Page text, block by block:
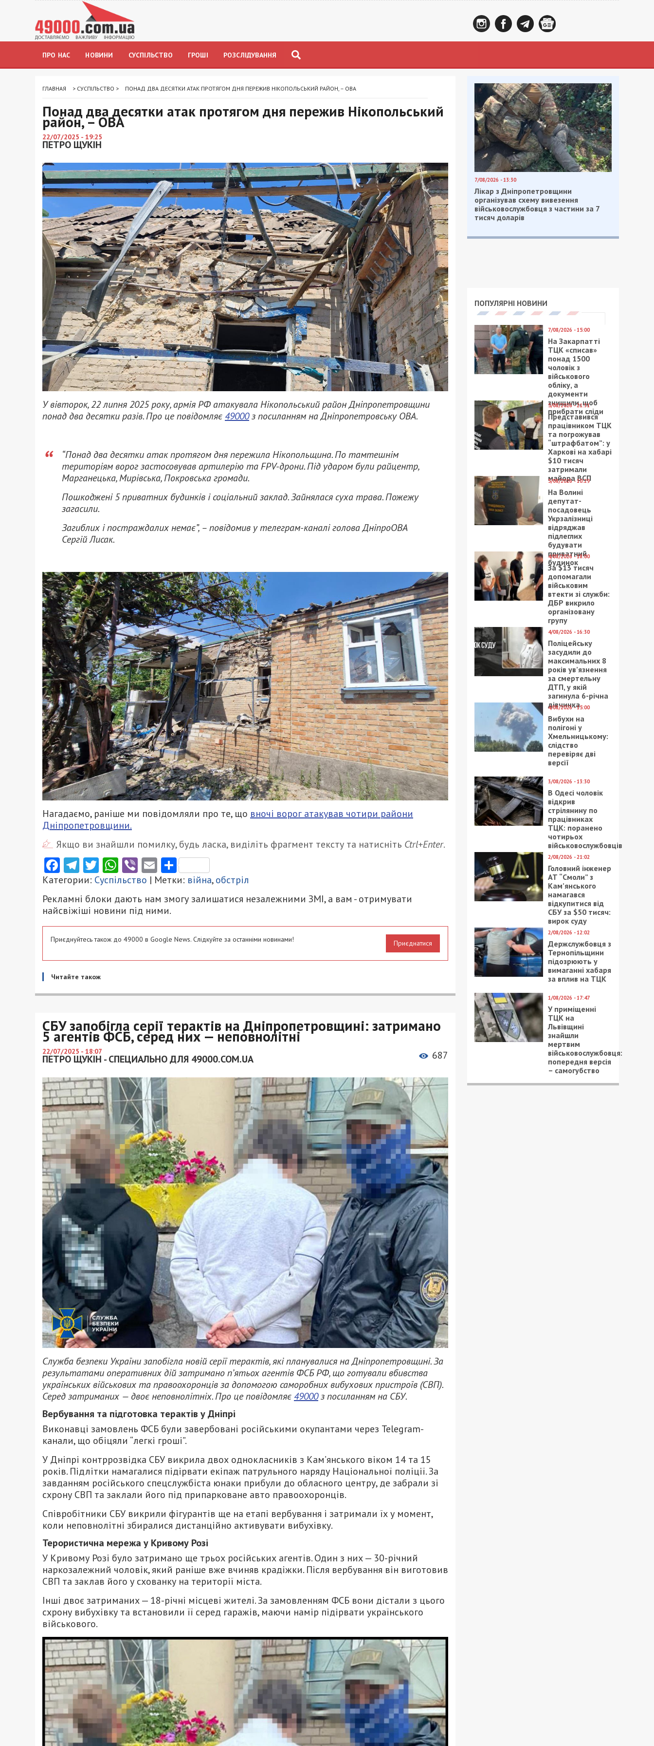
ПРО НАС НОВИНИ СУСПІЛЬСТВО ГРОШІ РОЗСЛІДУВАННЯ
ГЛАВНАЯ > СУСПІЛЬСТВО > ПОНАД ДВА ДЕСЯТКИ АТАК ПРОТЯГОМ ДНЯ ПЕРЕЖИВ НІКОПОЛЬСЬКИЙ РАЙОН, – ОВА
Понад два десятки атак протягом дня пережив Нікопольський
район, – ОВА
22/07/2025 - 19:25
ПЕТРО ЩУКІН
У вівторок, 22 липня 2025 року, армія РФ атакувала Нікопольський район Дніпропетровщини
понад два десятки разів. Про це повідомляє49000з посиланням на Дніпропетровську ОВА.
“Понад два десятки атак протягом дня пережила Нікопольщина. По тамтешнім
територіям ворог застосовував артилерію та FPV-дрони. Під ударом були райцентр,
Марганецька, Мирівська, Покровська громади.
Пошкоджені 5 приватних будинків і соціальний заклад. Зайнялася суха трава. Пожежу
загасили.
Загиблих і постраждалих немає”, – повідомив у телеграм-каналі голова ДніпроОВА
Сергій Лисак.
Нагадаємо, раніше ми повідомляли про те, що вночі ворог атакував чотири райони
Дніпропетровщини.
Якщо ви знайшли помилку, будь ласка, виділіть фрагмент тексту та натисніть Ctrl+Enter.
Facebook
Telegram
Twitter
WhatsApp
ViberEmailПоділитися
Категории: Суспільство | Метки: війна,обстріл
Рекламні блоки дають нам змогу залишатися незалежними ЗМІ, а вам - отримувати
найсвіжіші новини під ними.
Приєднуйтесь також до 49000 в Google News. Слідкуйте за останніми новинами! Приєднатися
Читайте також
СБУ запобігла серії терактів на Дніпропетровщині: затримано
5 агентів ФСБ, серед них — неповнолітні
22/07/2025 - 18:07
ПЕТРО ЩУКІН - СПЕЦИАЛЬНО ДЛЯ 49000.COM.UA 687
Служба безпеки України запобігла новій серії терактів, які планувалися на Дніпропетровщині. За
результатами оперативних дій затримано п’ятьох агентів ФСБ РФ, що готували вбивства
українських військових та правоохоронців за допомогою саморобних вибухових пристроїв (СВП).
Серед затриманих — двоє неповнолітніх. Про це повідомляє49000з посиланням на СБУ.
Вербування та підготовка терактів у Дніпрі
Виконавці замовлень ФСБ були завербовані російськими окупантами через Telegram-
канали, що обіцяли “легкі гроші”.
У Дніпрі контррозвідка СБУ викрила двох однокласників з Кам’янського віком 14 та 15
років. Підлітки намагалися підірвати екіпаж патрульного наряду Національної поліції. За
завданням російського спецслужбіста юнаки прибули до обласного центру, де забрали зі
схрону СВП та заклали його під припарковане авто правоохоронців.
Співробітники СБУ викрили фігурантів ще на етапі вербування і затримали їх у момент,
коли неповнолітні збиралися дистанційно активувати вибухівку.
Терористична мережа у Кривому Розі
У Кривому Розі було затримано ще трьох російських агентів. Один з них — 30-річний
наркозалежний чоловік, який раніше вже вчиняв крадіжки. Після вербування він виготовив
СВП та заклав його у схованку на території міста.
Інші двоє затриманих — 18-річні місцеві жителі. За замовленням ФСБ вони дістали з цього
схрону вибухівку та встановили її серед гаражів, маючи намір підірвати українського
військового.
7/08/2026 - 13:30
Лікар з Дніпропетровщини
організував схему вивезення
військовослужбовця з частини за 7
тисяч доларів
ПОПУЛЯРНІ НОВИНИ
7/08/2026 - 15:00
На Закарпатті
ТЦК «списав»
понад 1500
чоловік з
військового
обліку, а
документи
знищили, щоб
прибрати сліди
5/08/2026 - 21:31
Представився
працівником ТЦК
та погрожував
“штрафбатом”: у
Харкові на хабарі
$10 тисяч
затримали
майора ВСП
5/08/2026 - 10:29
На Волині
депутат-
посадовець
Укрзалізниці
відряджав
підлеглих
будувати
приватний
будинок
4/08/2026 - 18:00
За $13 тисяч
допомагали
військовим
втекти зі служби:
ДБР викрило
організовану
групу
4/08/2026 - 16:30
Поліцейську
засудили до
максимальних 8
років ув’язнення
за смертельну
ДТП, у якій
загинула 6-річна
дівчинка
4/08/2026 - 15:00
Вибухи на
полігоні у
Хмельницькому:
слідство
перевіряє дві
версії
3/08/2026 - 13:30
В Одесі чоловік
відкрив
стрілянину по
працівниках
ТЦК: поранено
чотирьох
військовослужбовців
2/08/2026 - 21:02
Головний інженер
АТ “Смоли” з
Кам’янського
намагався
відкупитися від
СБУ за $50 тисяч:
вирок суду
2/08/2026 - 12:02
Держслужбовця з
Тернопільщини
підозрюють у
вимаганні хабаря
за вплив на ТЦК
1/08/2026 - 17:47
У приміщенні
ТЦК на
Львівщині
знайшли
мертвим
військовослужбовця:
попередня версія
– самогубство